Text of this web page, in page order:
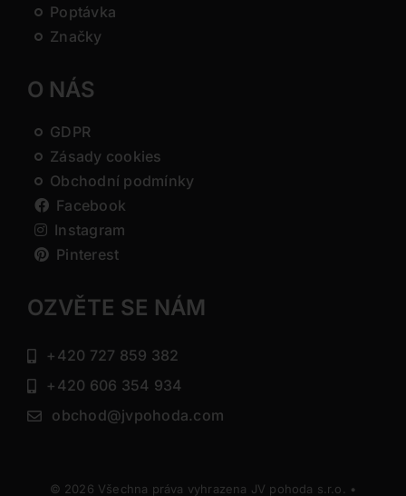
Poptávka
Značky
O NÁS
GDPR
Zásady cookies
Obchodní podmínky
Facebook
Instagram
Pinterest
OZVĚTE SE NÁM
+420 727 859 382
+420 606 354 934
obchod@jvpohoda.com
© 2026 Všechna práva vyhrazena JV pohoda s.r.o. •